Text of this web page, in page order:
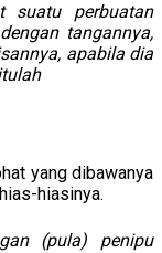
suatu perbuatan
tangannya,
apabila dia
yang dibawanya
hiasinya.
(pula) penipu